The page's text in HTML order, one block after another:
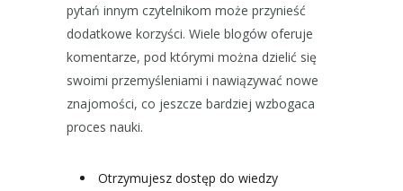
pytań innym czytelnikom może przynieść
dodatkowe korzyści. Wiele blogów oferuje
komentarze, pod którymi można dzielić się
swoimi przemyśleniami i nawiązywać nowe
znajomości, co jeszcze bardziej wzbogaca
proces nauki.
Otrzymujesz dostęp do wiedzy